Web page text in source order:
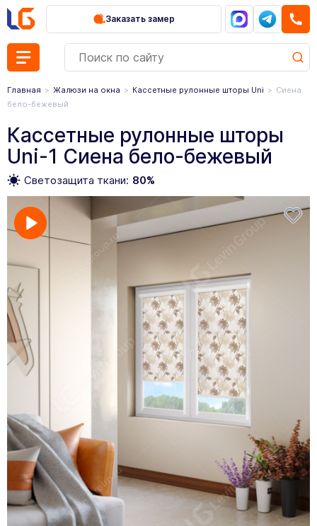
Заказать замер
Главная Жалюзи на окна Кассетные рулонные шторы Uni
Сиена
бело-бежевый
Кассетные рулонные шторы
Uni-1 Сиена бело-бежевый
Светозащита ткани: 80%